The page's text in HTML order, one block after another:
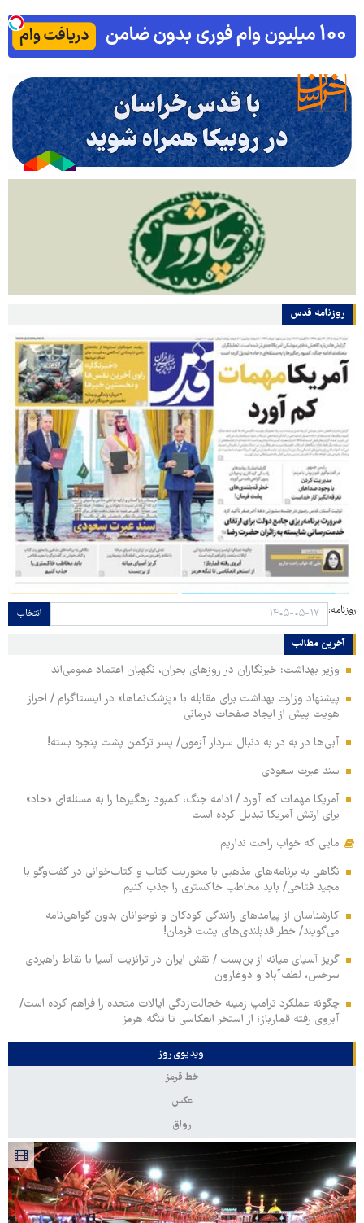
روزنامه قدس
روزنامه: انتخاب
آخرین مطالب
وزیر بهداشت: خبرنگاران در روزهای بحران، نگهبان اعتماد عمومی‌اند
پیشنهاد وزارت بهداشت برای مقابله با «پزشک‌نماها» در اینستاگرام / احراز
هویت پیش از ایجاد صفحات درمانی
آبی‌ها در به در به دنبال سردار آزمون/ پسر ترکمن پشت پنجره بسته!
سند عبرت سعودی
آمریکا مهمات کم آورد / ادامه جنگ، کمبود رهگیرها را به مسئله‌ای «حاد»
برای ارتش آمریکا تبدیل کرده است
مایی که خواب راحت نداریم
نگاهی به برنامه‌های مذهبی با محوریت کتاب و کتاب‌خوانی در گفت‌وگو با
مجید فتاحی/ باید مخاطب خاکستری را جذب کنیم
کارشناسان از پیامدهای رانندگی کودکان و نوجوانان بدون گواهی‌نامه
می‌گویند/ خطر قدبلندی‌های پشت فرمان!
گریز آسیای میانه از بن‌بست / نقش ایران در ترانزیت آسیا با نقاط راهبردی
سرخس، لطف‌آباد و دوغارون
چگونه عملکرد ترامپ زمینه خجالت‌زدگی ایالات متحده را فراهم کرده است/
آبروی رفته قمارباز؛ از استخر انعکاسی تا تنگه هرمز
ویدیوی روز
خط قرمز
عکس
رواق